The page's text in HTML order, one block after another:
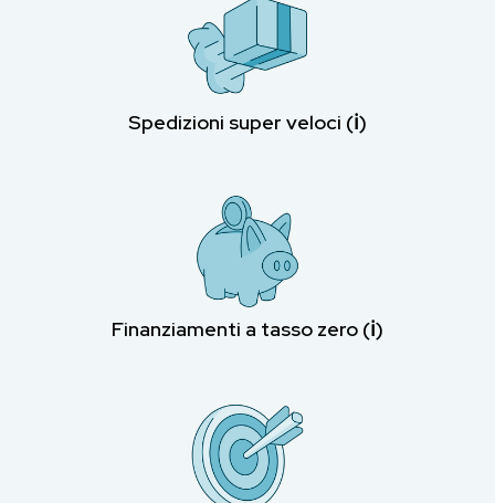
Spedizioni super veloci (ℹ︎)
Finanziamenti a tasso zero (ℹ︎)